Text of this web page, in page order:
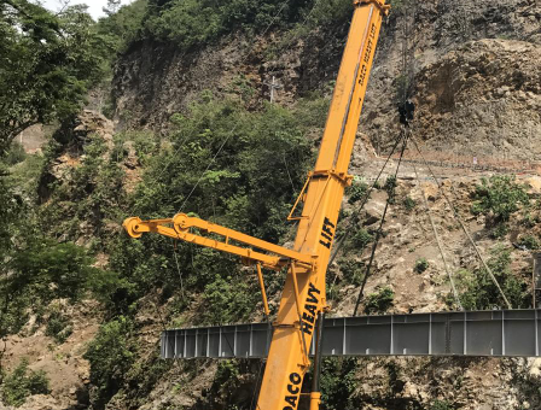
EQUIPO
SERVICIOS
PROYECTOS
CONTÁCTENOS